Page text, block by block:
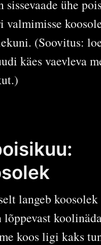
sissevaade ühe
valmimisse
(Soovitus:
käes vaevleva
langeb koosolek
lõppevast
koos ligi kaks